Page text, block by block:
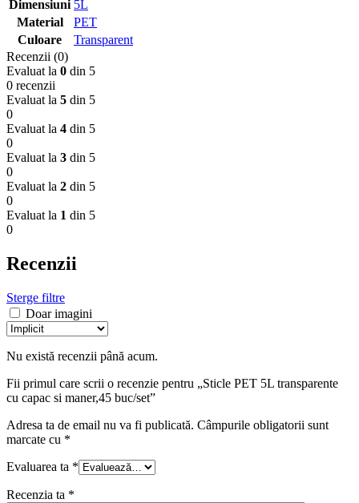
Dimensiuni 5L
Material
PET
Culoare
Transparent
Recenzii (0)
Evaluat la 0 din 5
0 recenzii
Evaluat la 5 din 5
0
Evaluat la 4 din 5
0
Evaluat la 3 din 5
0
Evaluat la 2 din 5
0
Evaluat la 1 din 5
0
Recenzii
Sterge filtre
Doar imagini
Nu există recenzii până acum.
Fii primul care scrii o recenzie pentru „Sticle PET 5L transparente
cu capac si maner,45 buc/set”
Adresa ta de email nu va fi publicată. Câmpurile obligatorii sunt
marcate cu *
Evaluarea ta *
Recenzia ta *